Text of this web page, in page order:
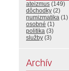
ateizmus (149)
dôchodky (2)
numizmatika (1)
osobné (1)
politika (3)
služby (3)
Archív